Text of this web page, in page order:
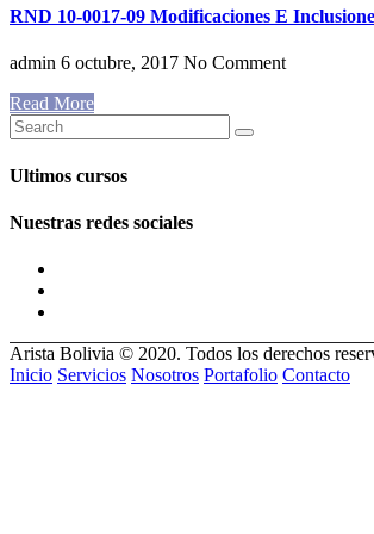
RND 10-0017-09 Modificaciones E
admin 6 octubre, 2017 No Comment
Read More
Ultimos cursos
Nuestras redes sociales
Arista Bolivia © 2020. Todos los derechos
Inicio Servicios Nosotros Portafolio Contacto